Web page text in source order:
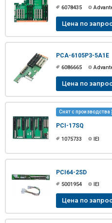
6078435
Цена по
PCA-6105P3-5A1E
6086665
Цена по
Снят с производства
PCI-17SQ
1075733 IEI
PCI64-2SD
5001954 IEI
Цена по